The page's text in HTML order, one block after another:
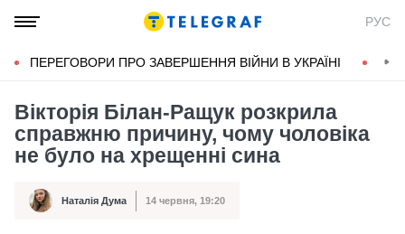
РУС
ПЕРЕГОВОРИ ПРО ЗАВЕРШЕННЯ ВІЙНИ В УКРАЇНІ
Вікторія Білан-Ращук розкрила
справжню причину, чому чоловіка
не було на хрещенні сина
Автор Наталія Дума
Дата публікації 14 червня, 19:20